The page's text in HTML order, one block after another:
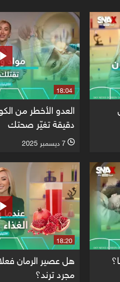
18:04
العدو الأخطر من
دقيقة تغيّر صحتك
l 7 ديسمبر 2025
18:20
هل عصير الرمان
مجرد ترند؟